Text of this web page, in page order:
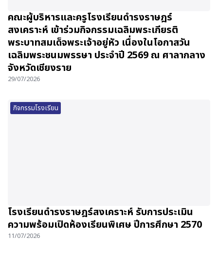
คณะผู้บริหารและครูโรงเรียนดำรงราษฎร์
สงเคราะห์ เข้าร่วมกิจกรรมเฉลิมพระเกียรติ
พระบาทสมเด็จพระเจ้าอยู่หัว เนื่องในโอกาสวัน
เฉลิมพระชนมพรรษา ประจำปี 2569 ณ ศาลากลาง
จังหวัดเชียงราย
29/07/2026
กิจกรรมโรงเรียน
โรงเรียนดำรงราษฎร์สงเคราะห์ รับการประเมิน
ความพร้อมเปิดห้องเรียนพิเศษ ปีการศึกษา 2570
11/07/2026